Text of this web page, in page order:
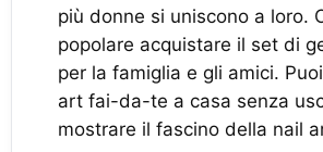
più donne si uniscono a loro.
popolare acquistare il set di
per la famiglia e gli amici.
art fai-da-te a casa senza
mostrare il fascino della nail